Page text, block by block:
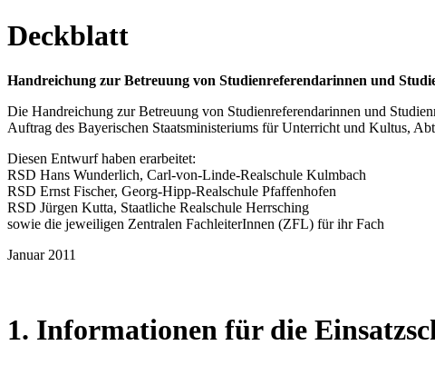
Deckblatt
Handreichung zur Betreuung von Studienreferendarinnen und
Die Handreichung zur Betreuung von Studienreferendarinnen und
Auftrag des Bayerischen Staatsministeriums für Unterricht und Kultus,
Diesen Entwurf haben erarbeitet:
RSD Hans Wunderlich, Carl-von-Linde-Realschule Kulmbach
RSD Ernst Fischer, Georg-Hipp-Realschule Pfaffenhofen
RSD Jürgen Kutta, Staatliche Realschule Herrsching
sowie die jeweiligen Zentralen FachleiterInnen (ZFL) für ihr Fach
Januar 2011
1. Informationen für die